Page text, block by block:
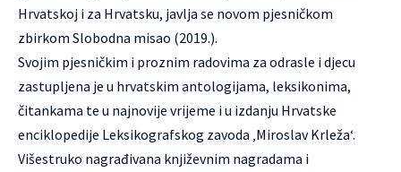
Hrvatskoj i za Hrvatsku, javlja se novom pjesničkom
zbirkom Slobodna misao (2019.).
Svojim pjesničkim i proznim radovima za odrasle i djecu
zastupljena je u hrvatskim antologijama, leksikonima,
čitankama te u najnovije vrijeme i u izdanju Hrvatske
enciklopedije Leksikografskog zavoda ‚Miroslav Krleža‘.
Višestruko nagrađivana književnim nagradama i